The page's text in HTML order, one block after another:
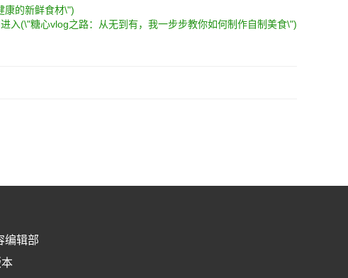
康的新鲜食材\")
入(\"糖心vlog之路：从无到有，我一步步教你如何制作自制美食\")
编辑部